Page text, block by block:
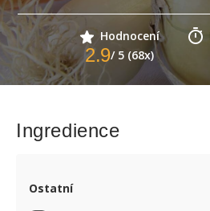
Hodnocení
2.9/ 5 (68x)
Ingredience
Ostatní